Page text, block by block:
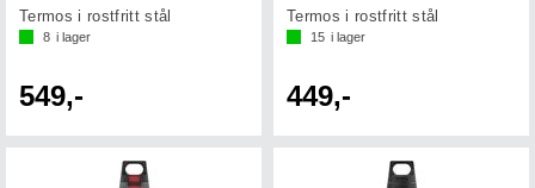
Termos i rostfritt stål
8 i lager
549,-
Termos i rostfritt stål
15 i lager
449,-